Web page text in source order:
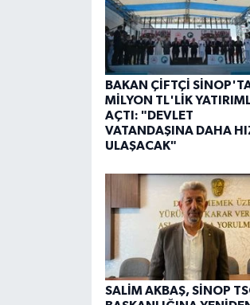
BAKAN ÇİFTÇİ
MİLYON TL'LİK
AÇTI: "DEVLET
VATANDAŞINA DAHA
ULAŞACAK"
SALİM AKBAŞ, SİNOP